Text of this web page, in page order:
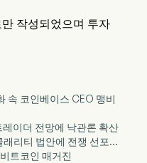
작성되었으며 투자
속 코인베이스 CEO 맹비
이더 전망에 낙관론 확산
래리티 법안에 전쟁 선포…
트코인 매거진